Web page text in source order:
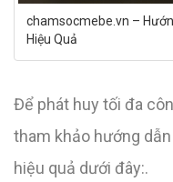
chamsocmebe.vn –
Hiệu Quả
Để phát huy tối đa
tham khảo hướng
hiệu quả dưới đây:.